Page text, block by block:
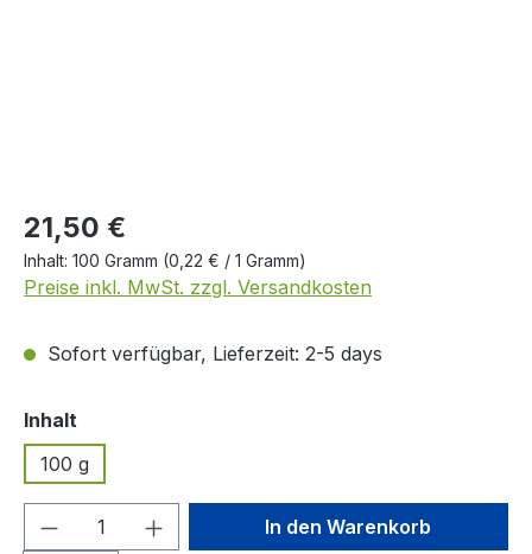
Regulärer Preis:
21,50 €
Inhalt: 100 Gramm (0,22 € / 1 Gramm)
Preise inkl. MwSt. zzgl. Versandkosten
Sofort verfügbar, Lieferzeit: 2-5 days
Inhalt
100 g
Produkt Anzahl: Gib denIn den Warenkorb